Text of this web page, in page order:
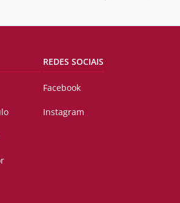
REDES SOCIAIS
Facebook
Instagram